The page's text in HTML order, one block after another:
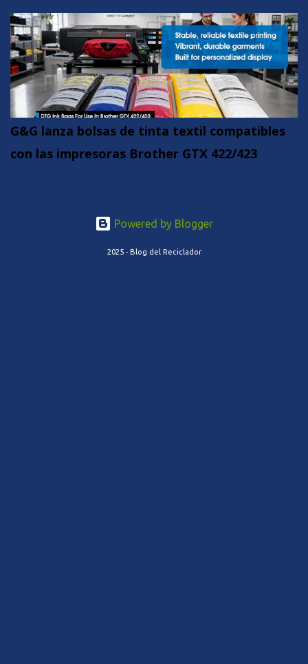
G&G lanza bolsas de tinta textil compatibles
con las impresoras Brother GTX 422/423
Powered by Blogger
2025 - Blog del Reciclador